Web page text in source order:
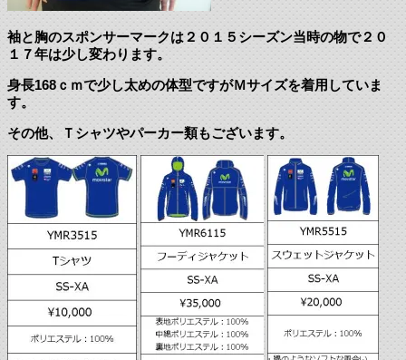
袖と胸のスポンサーマークは２０１５シーズン当時の物で２０
１７年は少し変わります。
身長168ｃｍで少し太めの体型ですがＭサイズを着用していま
す。
その他、Ｔシャツやパーカー類もございます。